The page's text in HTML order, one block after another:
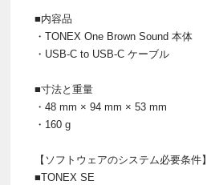
■内容品
・TONEX One Brown Sound 本体
・USB-C to USB-C ケーブル
■寸法と重量
・48 mm × 94 mm × 53 mm
・160 g
【ソフトウェアのシステム必要条件】
■TONEX SE